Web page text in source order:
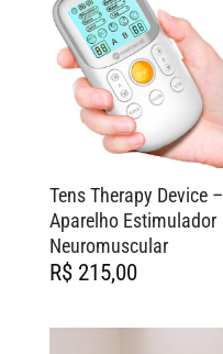
Tens Therapy Device –
Aparelho Estimulador
Neuromuscular
R$215,00